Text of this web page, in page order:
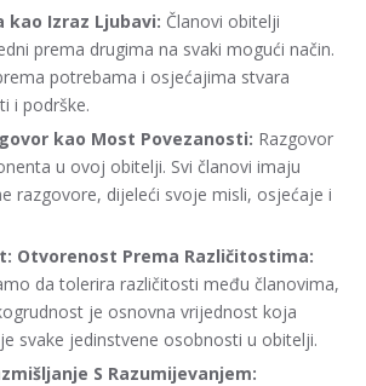
kao Izraz Ljubavi: Članovi obitelji
prema drugima na svaki mogući način.
potrebama i osjećajima stvara
i podrške.
kao Most Povezanosti: Razgovor
u ovoj obitelji. Svi članovi imaju
razgovore, dijeleći svoje misli, osjećaje i
Otvorenost Prema Različitostima:
da tolerira različitosti među članovima,
je osnovna vrijednost koja
svake jedinstvene osobnosti u obitelji.
S Razumijevanjem: